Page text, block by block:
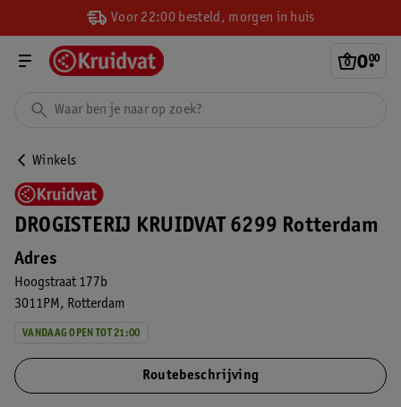
Voor 22:00 besteld, morgen in huis
0.
00
Winkels
DROGISTERIJ KRUIDVAT 6299 Rotterdam
Adres
Hoogstraat 177b
3011PM
Rotterdam
VANDAAG OPEN TOT 21:00
Routebeschrijving